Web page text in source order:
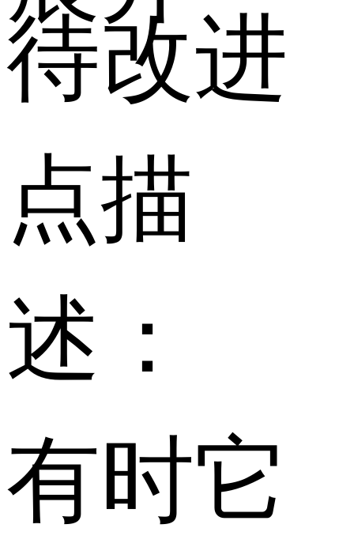
待改进
点描
述：
有时它